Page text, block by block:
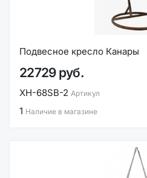
Подвесное кресло Канары
22729 руб.
ХН-68SB-2 Артикул
1 Наличие в магазине